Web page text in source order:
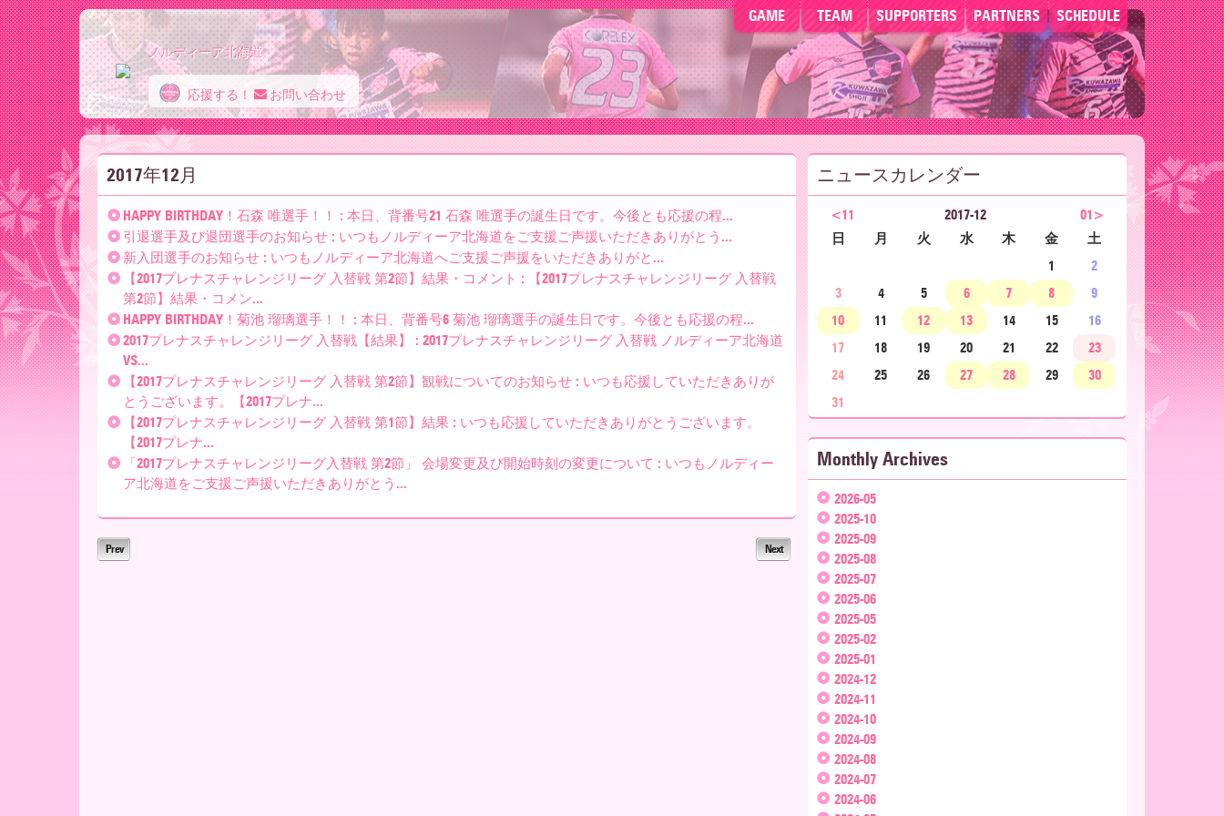
GAME TEAM SUPPORTERS PARTNERS SCHEDULE
ノ
ル
デ
ィ
ー
ア
北
ノルディーア北海道
応援する！ お問い合わせ
2017年12月
HAPPY BIRTHDAY！石森 唯選手！！ : 本日、背番号21 石森 唯選手の誕生日です。今後とも応援の程...
引退選手及び退団選手のお知らせ : いつもノルディーア北海道をご支援ご声援いただきありがとう...
新入団選手のお知らせ : いつもノルディーア北海道へご支援ご声援をいただきありがと...
【2017プレナスチャレンジリーグ 入替戦 第2節】結果・コメント : 【2017プレナスチャレンジリーグ 入替戦
第2節】結果・コメン...
HAPPY BIRTHDAY！菊池 瑠璃選手！！ : 本日、背番号6 菊池 瑠璃選手の誕生日です。今後とも応援の程...
2017プレナスチャレンジリーグ 入替戦【結果】 : 2017プレナスチャレンジリーグ 入替戦 ノルディーア北海道
VS...
【2017プレナスチャレンジリーグ 入替戦 第2節】観戦についてのお知らせ : いつも応援していただきありが
とうございます。【2017プレナ...
【2017プレナスチャレンジリーグ 入替戦 第1節】結果 : いつも応援していただきありがとうございます。
【2017プレナ...
「2017プレナスチャレンジリーグ入替戦 第2節」 会場変更及び開始時刻の変更について : いつもノルディー
ア北海道をご支援ご声援いただきありがとう...
Prev Next
ニュースカレンダー
<11 2017-12
01>
日
月 火 水 木 金
土
1
2
3
4 5 6 7 8
9
10
11 12 13 14 15
16
17
18 19 20 21 22
23
24
25 26 27 28 29
30
31
Monthly Archives
2026-05
2025-10
2025-09
2025-08
2025-07
2025-06
2025-05
2025-02
2025-01
2024-12
2024-11
2024-10
2024-09
2024-08
2024-07
2024-06